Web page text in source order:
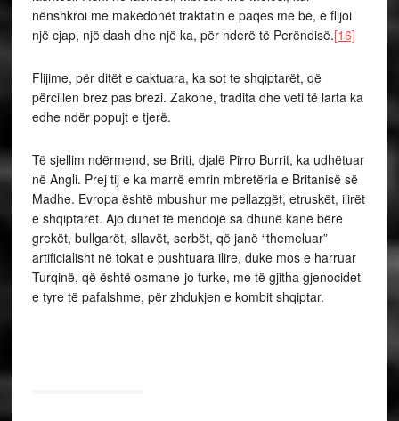
nënshkroi me makedonët traktatin e paqes me be, e flijoi
një cjap, një dash dhe një ka, për nderë të Perëndisë.[16]
Flijime, për ditët e caktuara, ka sot te shqiptarët, që
përcillen brez pas brezi. Zakone, tradita dhe veti të larta ka
edhe ndër popujt e tjerë.
Të sjellim ndërmend, se Briti, djalë Pirro Burrit, ka udhëtuar
në Angli. Prej tij e ka marrë emrin mbretëria e Britanisë së
Madhe. Evropa është mbushur me pellazgët, etruskët, ilirët
e shqiptarët. Ajo duhet të mendojë sa dhunë kanë bërë
grekët, bullgarët, sllavët, serbët, që janë “themeluar”
artificialisht në tokat e pushtuara ilire, duke mos e harruar
Turqinë, që është osmane-jo turke, me të gjitha gjenocidet
e tyre të pafalshme, për zhdukjen e kombit shqiptar.